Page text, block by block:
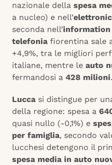
nazionale della spesa
a nucleo) e nell’
seconda nell’information
telefonia fiorentina sale
+4,9%, tra le migliori
italiane, mentre le auto
fermandosi a 428 milioni.
Lucca si distingue per
della regione: spesa a
quasi nullo (-0,1%) e
per famiglia, secondo
lucchesi detengono il
spesa media in auto